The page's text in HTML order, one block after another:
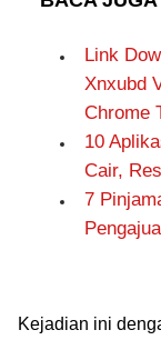
Link
Xnxubd
Chrome
10
Cair,
7
Kejadian ini